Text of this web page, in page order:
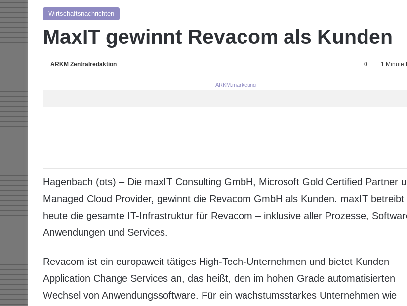
Wirtschaftsnachrichten
MaxIT gewinnt Revacom als Kunden
ARKM Zentralredaktion 0 1 Minute
ARKM.marketing
Hagenbach (ots) – Die maxIT Consulting GmbH, Microsoft Gold Certified Partner
Managed Cloud Provider, gewinnt die Revacom GmbH als Kunden. maxIT betreibt
heute die gesamte IT-Infrastruktur für Revacom – inklusive aller Prozesse,
Anwendungen und Services.
Revacom ist ein europaweit tätiges High-Tech-Unternehmen und bietet Kunden
Application Change Services an, das heißt, den im hohen Grade automatisierten
Wechsel von Anwendungssoftware. Für ein wachstumsstarkes Unternehmen wie